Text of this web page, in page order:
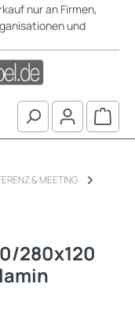
nur an Firmen,
und
& MEETING
280x120